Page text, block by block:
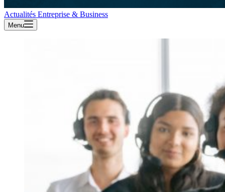
Actualités Entreprise & Business
Menu